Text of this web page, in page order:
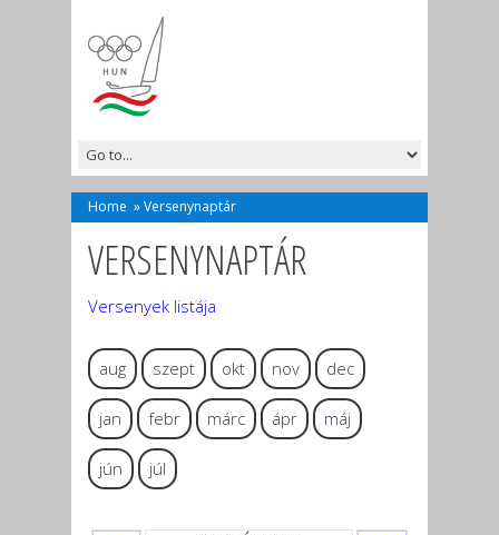
Home »Versenynaptár
VERSENYNAPTÁR
Versenyek listája
aug szept okt nov dec
jan febr márc ápr máj
jún júl